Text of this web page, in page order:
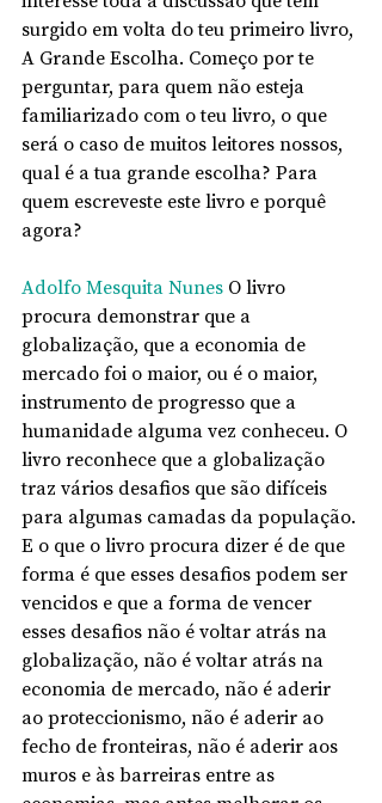
surgido em volta do teu primeiro livro,
A Grande Escolha. Começo por te
perguntar, para quem não esteja
familiarizado com o teu livro, o que
será o caso de muitos leitores nossos,
qual é a tua grande escolha? Para
quem escreveste este livro e porquê
agora?
Adolfo Mesquita Nunes O livro
procura demonstrar que a
globalização, que a economia de
mercado foi o maior, ou é o maior,
instrumento de progresso que a
humanidade alguma vez conheceu. O
livro reconhece que a globalização
traz vários desafios que são difíceis
para algumas camadas da população.
E o que o livro procura dizer é de que
forma é que esses desafios podem ser
vencidos e que a forma de vencer
esses desafios não é voltar atrás na
globalização, não é voltar atrás na
economia de mercado, não é aderir
ao proteccionismo, não é aderir ao
fecho de fronteiras, não é aderir aos
muros e às barreiras entre as